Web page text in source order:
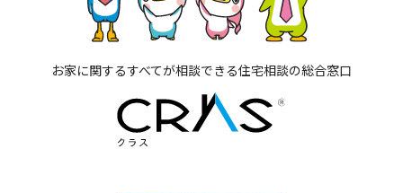
お家に関するすべてが相談できる住宅相談の総合窓口